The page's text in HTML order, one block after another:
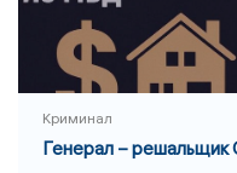
Криминал
Генерал –